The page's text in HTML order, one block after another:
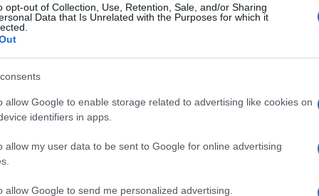
opt-out of Collection, Use, Retention, Sale, and/or Sharing
Data that Is Unrelated with the Purposes for which it
allow Google to enable storage related to advertising like cookies on
identifiers in apps.
allow my user data to be sent to Google for online advertising
allow Google to send me personalized advertising.
Προσπάθησαν να περάσουν 68
κρυμμένους σε
– Δείτε το βίντεο
ο οδηγός του οχήματος
- 12:07